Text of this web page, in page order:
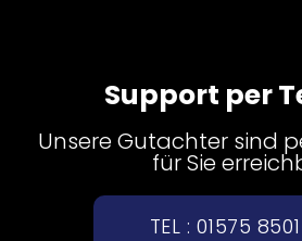
Support per
Unsere Gutachter sind
für Sie
TEL : 01575